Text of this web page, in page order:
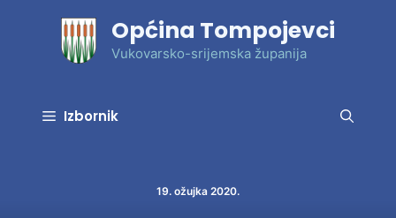
Općina Tompojevci
Vukovarsko-srijemska županija
Izbornik
19. ožujka 2020.